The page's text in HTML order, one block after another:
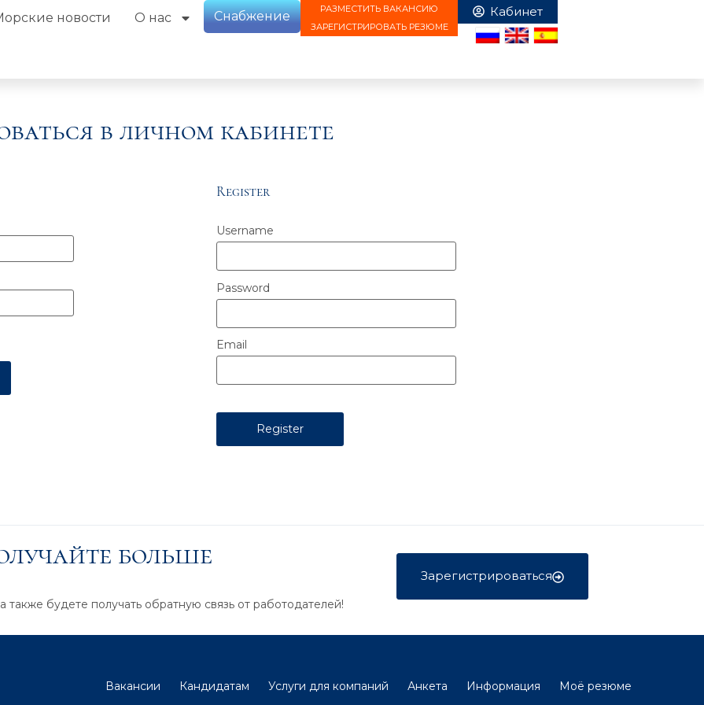
новости О нас Снабжение
РАЗМЕСТИТЬ ВАКАНСИЮ
ЗАРЕГИСТРИРОВАТЬ РЕЗЮМЕ
в личном кабинете
Register
Username
Password
Email
больше
будете получать обратную связь от работодателей!
Зарегистрироваться
Вакансии Кандидатам Услуги для компаний Анкета Информация
Моё резюме